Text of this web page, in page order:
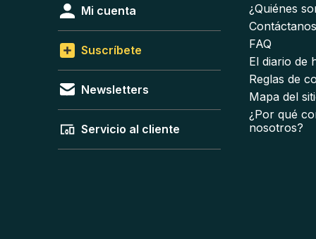
Mi cuenta
Suscríbete
Newsletters
Servicio al cliente
¿Quiénes
FAQ
El diario de
Reglas de
Mapa del
¿Por qué
nosotros?